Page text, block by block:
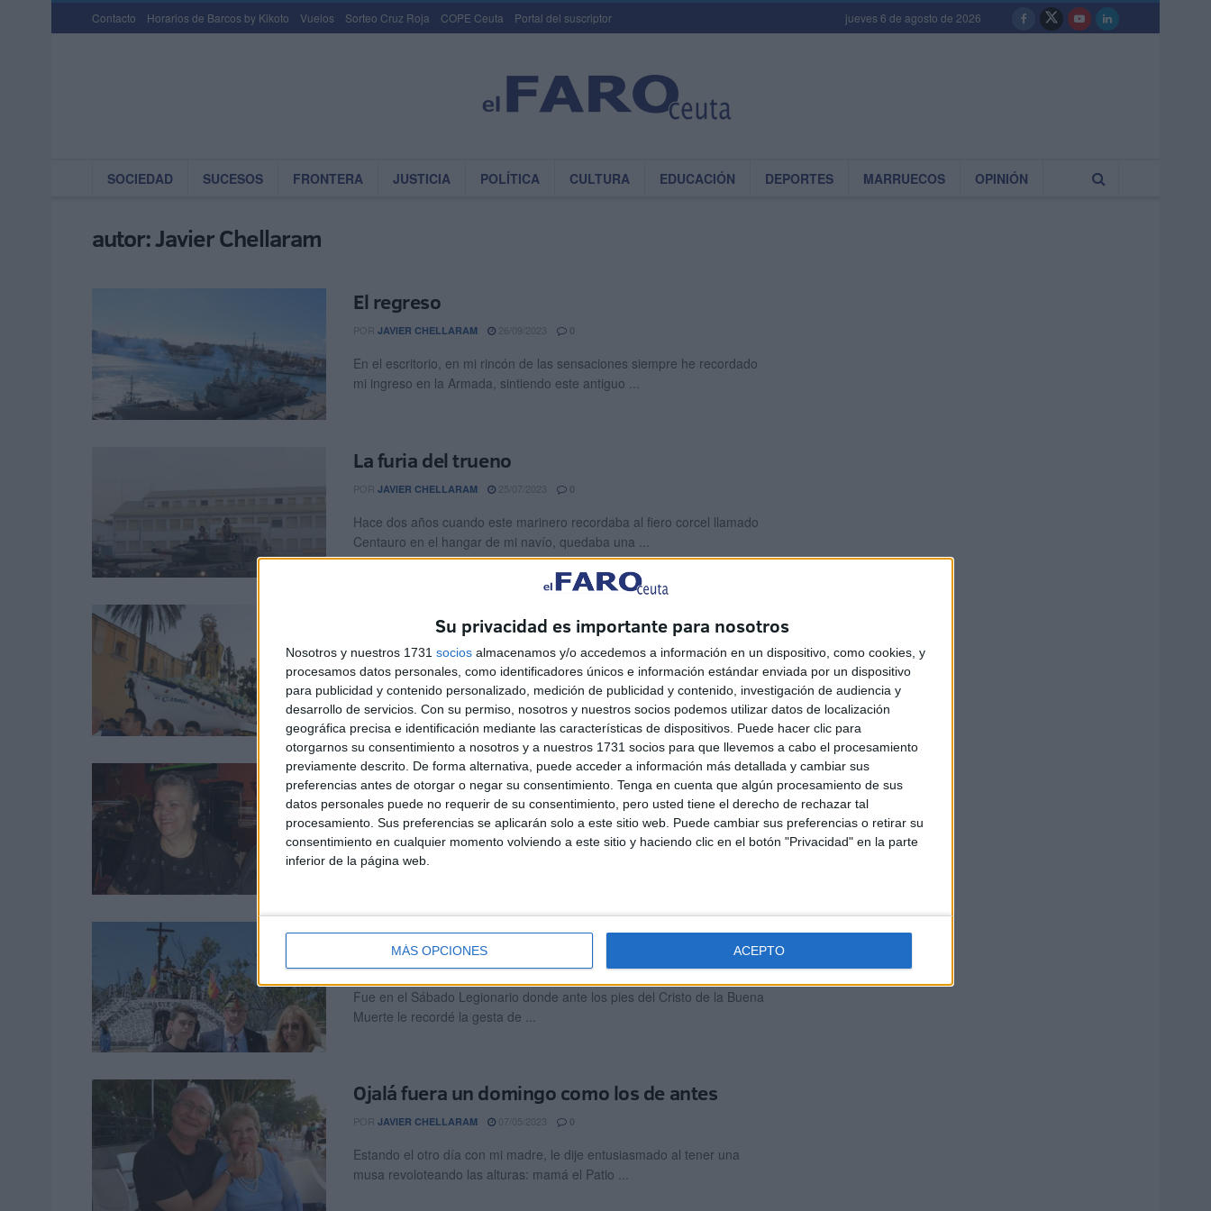
Su privacidad es importante para nosotros
Nosotros y nuestros 1731 socios almacenamos y/o accedemos a información en un dispositivo, como cookies, y
procesamos datos personales, como identificadores únicos e información estándar enviada por un dispositivo
para publicidad y contenido personalizado, medición de publicidad y contenido, investigación de audiencia y
desarrollo de servicios. Con su permiso, nosotros y nuestros socios podemos utilizar datos de localización
geográfica precisa e identificación mediante las características de dispositivos. Puede hacer clic para
otorgarnos su consentimiento a nosotros y a nuestros 1731 socios para que llevemos a cabo el procesamiento
previamente descrito. De forma alternativa, puede acceder a información más detallada y cambiar sus
preferencias antes de otorgar o negar su consentimiento. Tenga en cuenta que algún procesamiento de sus
datos personales puede no requerir de su consentimiento, pero usted tiene el derecho de rechazar tal
procesamiento. Sus preferencias se aplicarán solo a este sitio web. Puede cambiar sus preferencias o retirar su
consentimiento en cualquier momento volviendo a este sitio y haciendo clic en el botón "Privacidad" en la parte
inferior de la página web.
MÁS OPCIONES ACEPTO
Contacto Horarios de Barcos by Kikoto Vuelos Sorteo Cruz Roja COPE Ceuta Portal del suscriptor jueves 6 de agosto de 2026
SOCIEDAD SUCESOS FRONTERA JUSTICIA POLÍTICA CULTURA EDUCACIÓN DEPORTES MARRUECOS OPINIÓN
autor:Javier Chellaram
El regreso
POR JAVIER CHELLARAM 0
En el escritorio, en mi rincón de las sensaciones siempre he recordado
mi ingreso en la Armada, sintiendo este antiguo ...
La furia del trueno
POR JAVIER CHELLARAM 25/07/2023 0
Hace dos años cuando este marinero recordaba al fiero corcel llamado
Centauro en el hangar de mi navío, quedaba una ...
Virgen del Carmen | Soy tu guardián porque
quiero acompañarte a tu vera
POR JAVIER CHELLARAM 16/07/2023 1
Arriba donde las montañas se encuentran con los cielos, salieron como
relámpagos que separan el mar, podría jugar que alguien ...
La escalerilla de Filomena
POR JAVIER CHELLARAM 16/07/2023 0
Antes de que llegase la pandemia y se perdiera un mensaje que me
llegó en una botella después de subir ...
A mi hijo cubrirlo de flores
Fue en el Sábado Legionario donde ante los pies del Cristo de la Buena
Muerte le recordé la gesta de ...
Ojalá fuera un domingo como los de antes
POR JAVIER CHELLARAM 07/05/2023 0
Estando el otro día con mi madre, le dije entusiasmado al tener una
musa revoloteando las alturas: mamá el Patio ...